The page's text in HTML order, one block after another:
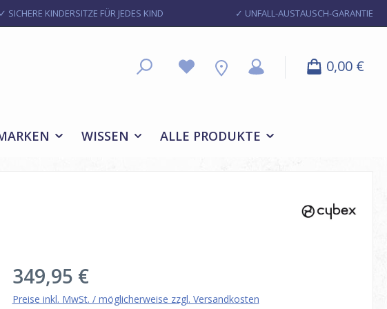
✓ SICHERE KINDERSITZE FÜR JEDES KIND ✓ UNFALL-AUSTAUSCH-GARANTIE
0,00 €
WISSEN ALLE PRODUKTE
Regulärer Preis:
349,95 €
Preise inkl. MwSt. / möglicherweise zzgl. Versandkosten